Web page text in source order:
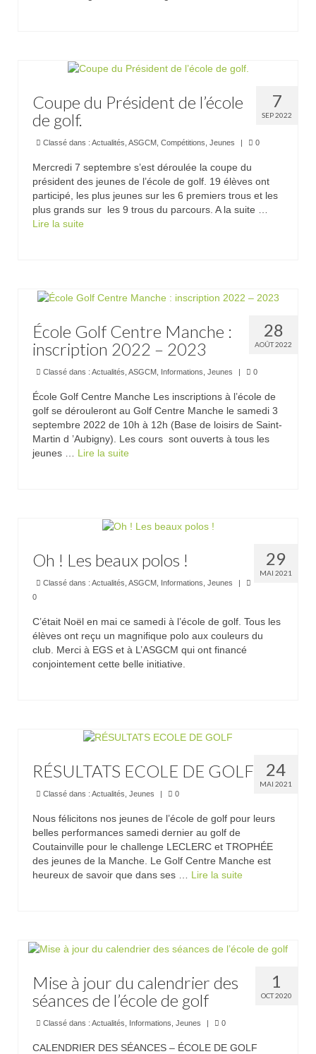
7
SEP 2022
Coupe du Président de l’école
de golf.
Classé dans : Actualités ASGCM Compétitions Jeunes 0
Mercredi 7 septembre s’est déroulée la coupe du
président des jeunes de l’école de golf. 19 élèves ont
participé, les plus jeunes sur les 6 premiers trous et les
plus grands sur les 9 trous du parcours. A la suite …
Lire la suite­­
28
AOÛT 2022
École Golf Centre Manche :
inscription 2022 – 2023
Classé dans : Actualités ASGCM Informations Jeunes | 0
École Golf Centre Manche Les inscriptions à l’école de
golf se dérouleront au Golf Centre Manche le samedi 3
septembre 2022 de 10h à 12h (Base de loisirs de Saint-
Martin d ’Aubigny). Les cours sont ouverts à tous les
jeunes … Lire la suite­­
29
MAI 2021
Oh ! Les beaux polos !
Classé dans : Actualités ASGCM Informations Jeunes
|
0
C’était Noël en mai ce samedi à l’école de golf. Tous les
élèves ont reçu un magnifique polo aux couleurs du
club. Merci à EGS et à L’ASGCM qui ont financé
conjointement cette belle initiative.
24
MAI 2021
RÉSULTATS ECOLE DE GOLF
Classé dans : Actualités Jeunes 0
Nous félicitons nos jeunes de l’école de golf pour leurs
belles performances samedi dernier au golf de
Coutainville pour le challenge LECLERC et TROPHÉE
des jeunes de la Manche. Le Golf Centre Manche est
heureux de savoir que dans ses … Lire la suite­­
1
OCT 2020
Mise à jour du calendrier des
séances de l’école de golf
Classé dans : Actualités Informations Jeunes | 0
CALENDRIER DES SÉANCES – ÉCOLE DE GOLF